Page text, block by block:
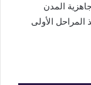
المدن
المراحل الأولى